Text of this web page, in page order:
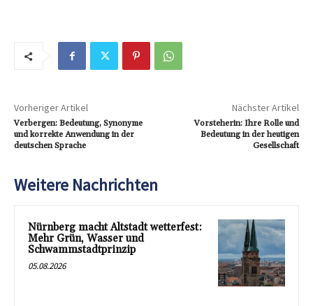
Vorheriger Artikel
Verbergen: Bedeutung, Synonyme
und korrekte Anwendung in der
deutschen Sprache
Nächster Artikel
Vorsteherin: Ihre Rolle und
Bedeutung in der heutigen
Gesellschaft
Weitere Nachrichten
Nürnberg macht Altstadt wetterfest:
Mehr Grün, Wasser und
Schwammstadtprinzip
05.08.2026